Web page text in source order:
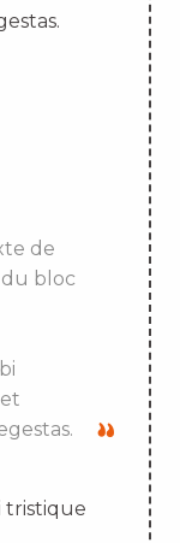
de
du bloc
tristique